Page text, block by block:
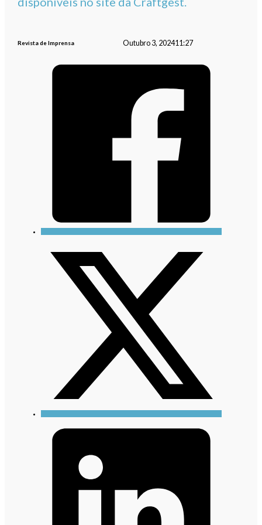
Revista de Imprensa Outubro 3, 202411:27